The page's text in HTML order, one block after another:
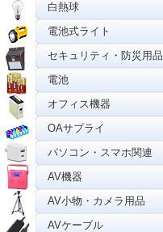
白熱球
電池式ライト
セキュリティ・防災用品
電池
オフィス機器
OAサプライ
パソコン・スマホ関連
AV機器
AV小物・カメラ用品
AVケーブル